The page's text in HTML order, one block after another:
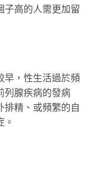
子高的人需更加留
，性生活過於頻
列腺疾病的發病
排精、或頻繁的自
。